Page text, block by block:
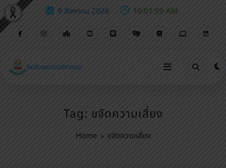
9 สิงหาคม 2026 10:02:00 AM
Tag: ขจัดความเสี่ยง
Home ขจัดความเสี่ยง